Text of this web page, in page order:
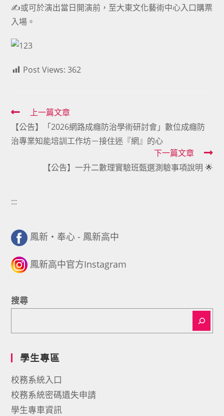
✍️或可於演出當日開演前，至大東文化藝術中心入口購票
入場。
Post Views: 362
Read
more
articles
上一篇文章
【公告】「2026網路成癮防治學術研討會」數位成癮防
治專業知能培訓工作坊－接住迷『網』的心
下一篇文章
【公告】一升二數理實驗班甄選測驗事項說明 🌟
:::
鳳新・奉心 - 鳳新高中
鳳新高中官方Instagram
搜尋
學生專區
校務系統入口
校務系統密碼遺失申請
學生專車資訊